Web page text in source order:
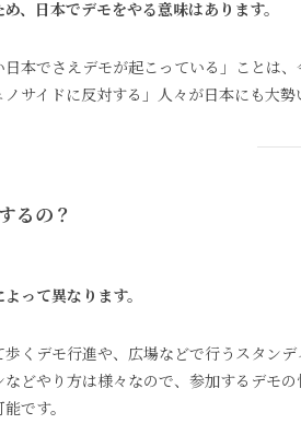
、日本でデモをやる意味はあります。
日本でさえデモが起こっている」ことは
サイドに反対する」人々が日本にも大勢
るの？
って異なります。
歩くデモ行進や、広場などで行うスタン
などやり方は様々なので、参加するデモ
です。